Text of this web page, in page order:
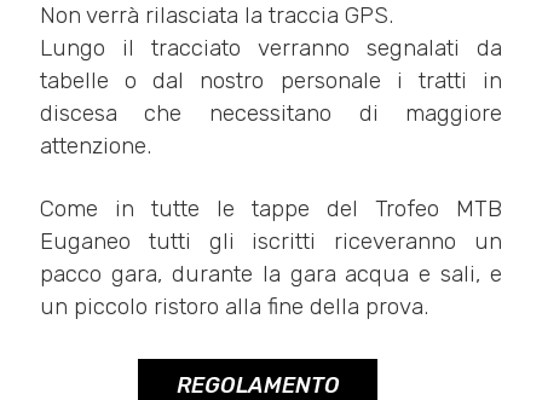
Non verrà rilasciata la traccia GPS.
Lungo il tracciato verranno segnalati da
tabelle o dal nostro personale i tratti in
discesa che necessitano di maggiore
attenzione.
Come in tutte le tappe del Trofeo MTB
Euganeo tutti gli iscritti riceveranno un
pacco gara, durante la gara acqua e sali, e
un piccolo ristoro alla fine della prova.
REGOLAMENTO